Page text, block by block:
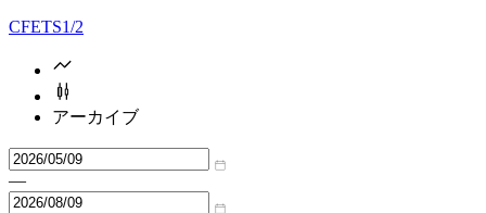
CFETS1/2
アーカイブ
—